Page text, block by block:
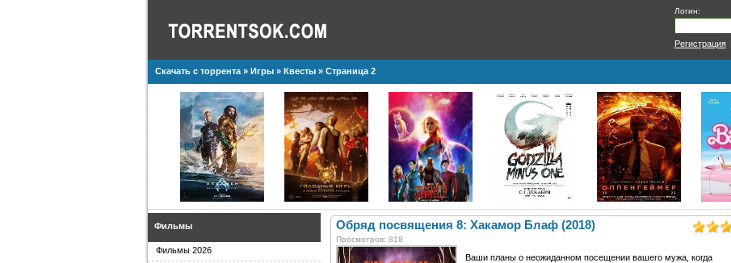
Логин:
Регистрация|
Скачать с торрента» Игры» Квесты» Страница 2
Обряд посвящения 8: Хакамор Блаф (2018)
Просмотров: 818
Ваши планы о неожиданном посещении вашего мужа, когда
Фильмы
Фильмы 2026